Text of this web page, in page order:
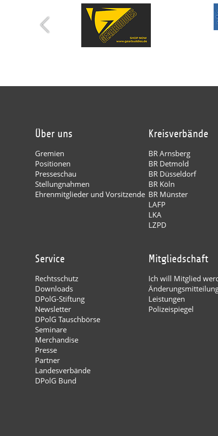
Über uns
Gremien
Positionen
Presseschau
Stellungnahmen
Ehrenmitglieder und Vorsitzende
Kreisverbände
BR Arnsberg
BR Detmold
BR Düsseldorf
BR Köln
BR Münster
LAFP
LKA
LZPD
Service
Rechtsschutz
Downloads
DPolG-Stiftung
Newsletter
DPolG Tauschbörse
Seminare
Merchandise
Presse
Partner
Landesverbände
DPolG Bund
Mitgliedschaft
Ich will Mitglied
Leistungen
Polizeispiegel